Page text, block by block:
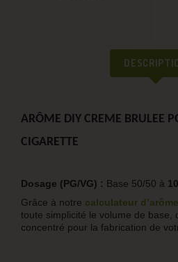
ARÔME DIY CREME BRULEE
CIGARETTE
Dosage (PG/VG) : Base 50/50 à
Grâce à notre calculateur
toute simplicité le volume de base,
concentré pour la fabrication de